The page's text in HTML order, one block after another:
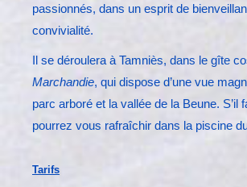
passionnés, dans un esprit de
convivialité.
Il se déroulera à Tamniès, dans le gîte
Marchandie, qui dispose d’une vue
parc arboré et la vallée de la Beune. S’il
pourrez vous rafraîchir dans la piscine
Tarifs